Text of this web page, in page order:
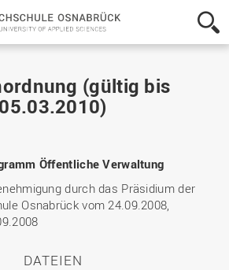
Hochschule
Osnabrück
-
of
Applied
(gültig bis
05.03.2010)
Öffentliche Verwaltung
durch das Präsidium der
Osnabrück vom 24.09.2008,
DATEIEN